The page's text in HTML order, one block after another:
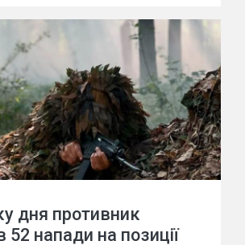
дня противник
52 напади на позиції